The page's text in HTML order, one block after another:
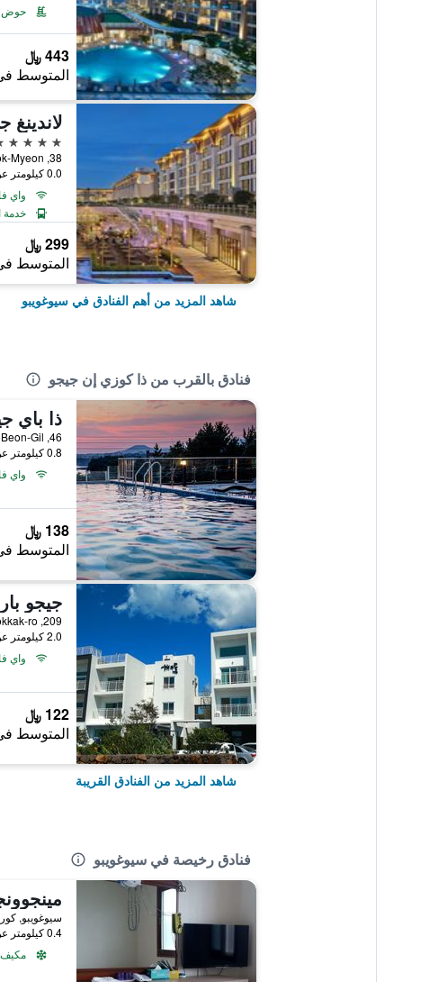
حوض
443 ﷼
المتوسط في
5 نجوم
0.0 كيلومتر عن وسط المدينة
واي
خدمة
299 ﷼
المتوسط
شاهد المزيد من أهم الفنادق في سيوغويبو
فنادق بالقرب من ذا كوزي إن جيجو
ذا باي
46, Munpil-ro 35Beon-Gil, سيوغويبو, كوريا الجنوبية
0.8 كيلومتر عن وسط المدينة
واي
138 ﷼
المتوسط في
جيجو
209, Soesokkak-ro, سيوغويبو, كوريا الجنوبية
2.0 كيلومتر عن وسط المدينة
واي
122 ﷼
المتوسط في
شاهد المزيد من الفنادق القريبة
فنادق رخيصة في سيوغويبو
سيوغويبو,
0.4 كيلومتر عن وسط المدينة
مكيف